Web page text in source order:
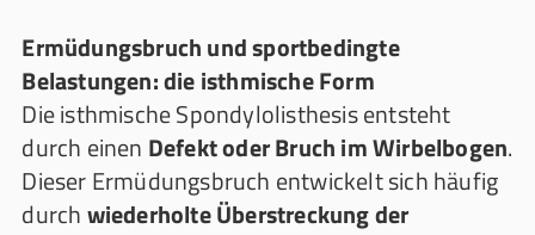
Ermüdungsbruch und sportbedingte
Belastungen: die isthmische Form
Die isthmische Spondylolisthesis entsteht
durch einen Defekt oder Bruch im Wirbelbogen.
Dieser Ermüdungsbruch entwickelt sich häufig
durchwiederholte Überstreckung der